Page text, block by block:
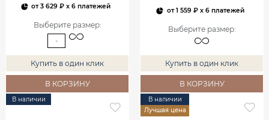
от3 629 ₽ x 6 платежей
Выберите размер:
-
Купить в один клик
В КОРЗИНУ
от1 559 ₽x 6 платежей
Выберите размер:
Купить в один клик
В КОРЗИНУ
В наличии
В наличии
Лучшая цена